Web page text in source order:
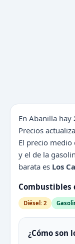
En Abanilla hay
Precios
El precio medio
y el de la
barata es Los
Combustibles
Diésel: 2
¿Cómo son